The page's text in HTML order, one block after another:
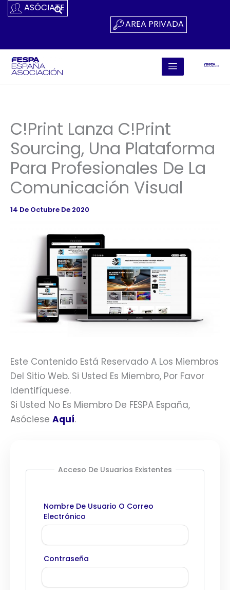
ASÓCIATE
AREA PRIVADA
C!Print Lanza C!Print
Sourcing, Una Plataforma
Para Profesionales De La
Comunicación Visual
14 De Octubre De 2020
Este Contenido Está Reservado A Los Miembros
Del Sitio Web. Si Usted Es Miembro, Por Favor
Identifíquese.
Si Usted No Es Miembro De FESPA España,
Asóciese Aquí.
Acceso De Usuarios Existentes
Nombre De Usuario O Correo
Electrónico
Contraseña